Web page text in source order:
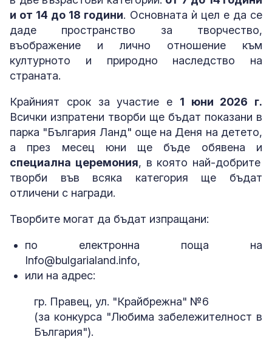
и от 14 до 18 години. Основната ѝ цел е да се
даде пространство за творчество,
въображение и лично отношение към
културното и природно наследство на
страната.
Крайният срок за участие е 1 юни 2026 г.
Всички изпратени творби ще бъдат показани в
парка "България Ланд" още на Деня на детето,
а през месец юни ще бъде обявена и
специална церемония, в която най-добрите
творби във всяка категория ще бъдат
отличени с награди.
Творбите могат да бъдат изпращани:
по електронна поща на
Info@bulgarialand.info,
или на адрес:
гр. Правец, ул. "Крайбрежна" №6
(за конкурса "Любима забележителност в
България").